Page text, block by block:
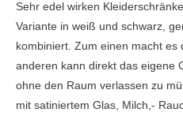
Sehr edel wirken
Variante in weiß und schwarz,
kombiniert. Zum einen macht
anderen kann direkt das eigene
ohne den Raum verlassen zu
mit satiniertem Glas, Milch,-